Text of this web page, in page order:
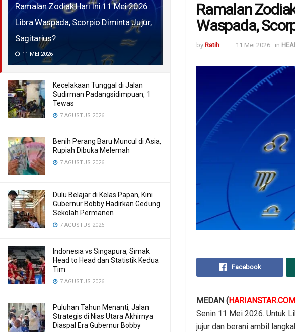
Ramalan Zodiak Hari Ini 11 Mei 2026:
Libra Waspada, Scorpio Diminta Jujur,
Sagitarius?
11 MEI 2026
Kecelakaan Tunggal di Jalan
Sudirman Padangsidimpuan, 1
Tewas
7 AGUSTUS 2026
Benih Perang Baru Muncul di Asia,
Rupiah Dibuka Melemah
7 AGUSTUS 2026
Dulu Belajar di Kelas Papan, Kini
Gubernur Bobby Hadirkan Gedung
Sekolah Permanen
7 AGUSTUS 2026
Indonesia vs Singapura, Simak
Head to Head dan Statistik Kedua
Tim
7 AGUSTUS 2026
Puluhan Tahun Menanti, Jalan
Strategis di Nias Utara Akhirnya
Diaspal Era Gubernur Bobby
Ramalan
Waspada,
by Ratih 11 Mei 2026 in
Facebook
MEDAN (HARIANSTAR.COM
Senin 11 Mei 2026. Untuk
jujur dan berani ambil